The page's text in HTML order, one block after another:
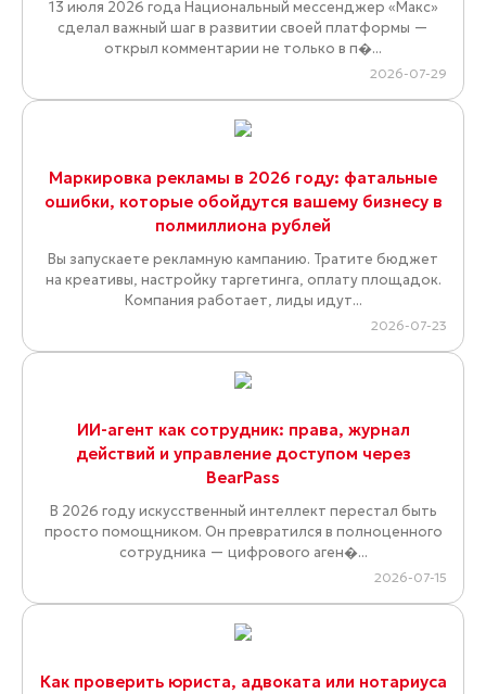
13 июля 2026 года Национальный мессенджер «Макс»
сделал важный шаг в развитии своей платформы —
открыл комментарии не только в п�...
2026-07-29
Маркировка рекламы в 2026 году: фатальные
ошибки, которые обойдутся вашему бизнесу в
полмиллиона рублей
Вы запускаете рекламную кампанию. Тратите бюджет
на креативы, настройку таргетинга, оплату площадок.
Компания работает, лиды идут...
2026-07-23
ИИ-агент как сотрудник: права, журнал
действий и управление доступом через
BearPass
В 2026 году искусственный интеллект перестал быть
просто помощником. Он превратился в полноценного
сотрудника — цифрового аген�...
2026-07-15
Как проверить юриста, адвоката или нотариуса